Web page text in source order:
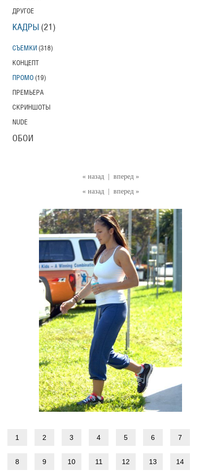
« назад
вперед »
« назад
вперед »
1 2 3 4 5 6 7
8 9 10 11 12 13 14
ДРУГОЕ
КАДРЫ (21)
СЪЕМКИ (318)
КОНЦЕПТ
ПРОМО (19)
ПРЕМЬЕРА
СКРИНШОТЫ
NUDE
ОБОИ